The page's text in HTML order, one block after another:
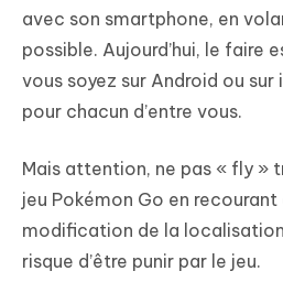
avec son smartphone, en
possible. Aujourd’hui, le faire
vous soyez sur Android ou sur
pour chacun d’entre vous.
Mais attention, ne pas « fly »
jeu Pokémon Go en
modification de la
risque d’être punir par le jeu.